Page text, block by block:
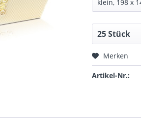
Merken
Artikel-Nr.: